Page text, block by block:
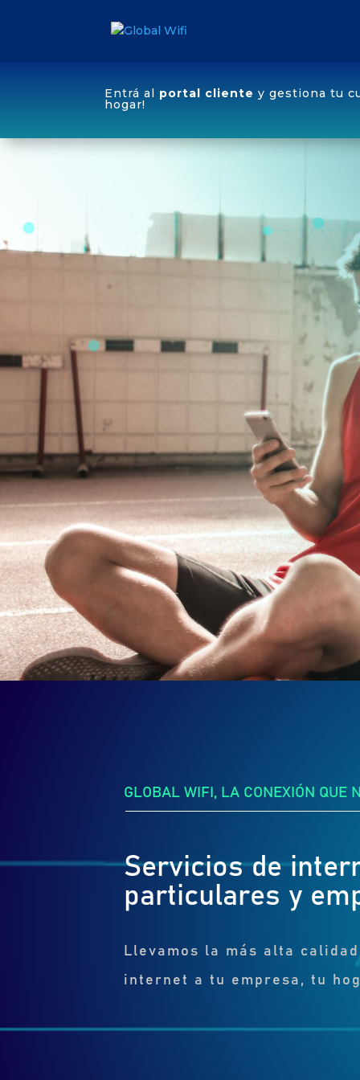
Entrá al portal cliente y gestiona tu
hogar!
GLOBAL WIFI, LA CONEXIÓN QUE
Servicios de
particulares y
Llevamos la más alta
internet a tu empresa, tu